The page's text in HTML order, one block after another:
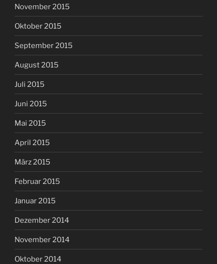
November 2015
Oktober 2015
September 2015
August 2015
Juli 2015
Juni 2015
Mai 2015
April 2015
März 2015
Februar 2015
Januar 2015
Dezember 2014
November 2014
Oktober 2014